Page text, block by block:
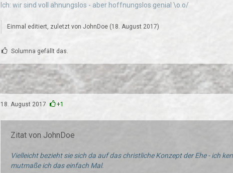
Ich: wir sind voll ahnungslos - aber hoffnungslos genial \o.o/
Einmal editiert, zuletzt vonJohnDoe (18. August 2017)
Solumna gefällt das.
18. August 2017 +1
Zitat von JohnDoe
Vielleicht bezieht sie sich da auf das christliche Konzept der Ehe - ich
mutmaße ich das einfach Mal.